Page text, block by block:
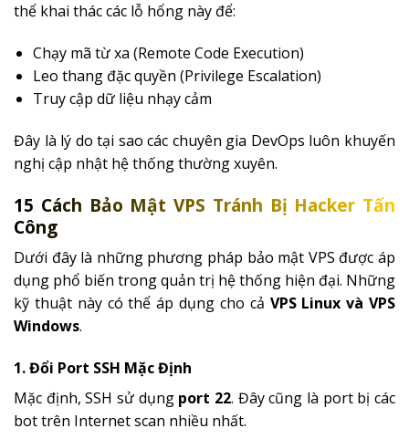
thể khai thác các lỗ hổng này để:
Chạy mã từ xa (Remote Code Execution)
Leo thang đặc quyền (Privilege Escalation)
Truy cập dữ liệu nhạy cảm
Đây là lý do tại sao các chuyên gia DevOps luôn khuyến
nghị cập nhật hệ thống thường xuyên.
15 Cách Bảo Mật VPS Tránh Bị Hacker Tấn
Công
Dưới đây là những phương pháp bảo mật VPS được áp
dụng phổ biến trong quản trị hệ thống hiện đại. Những
kỹ thuật này có thể áp dụng cho cả VPS Linux và VPS
Windows.
1. Đổi Port SSH Mặc Định
Mặc định, SSH sử dụng port 22. Đây cũng là port bị các
bot trên Internet scan nhiều nhất.